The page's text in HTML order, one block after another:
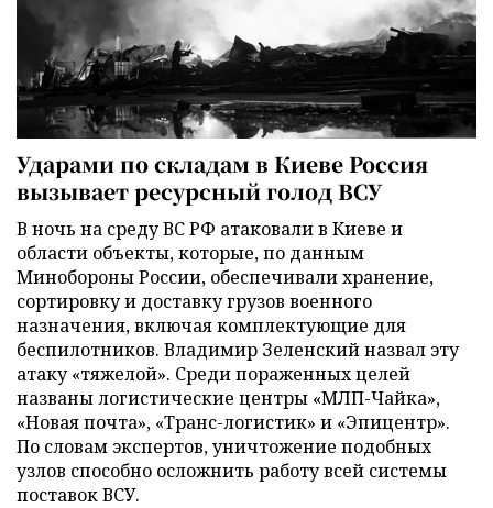
Ударами по складам в Киеве Россия
вызывает ресурсный голод ВСУ
В ночь на среду ВС РФ атаковали в Киеве и
области объекты, которые, по данным
Минобороны России, обеспечивали хранение,
сортировку и доставку грузов военного
назначения, включая комплектующие для
беспилотников. Владимир Зеленский назвал эту
атаку «тяжелой». Среди пораженных целей
названы логистические центры «МЛП-Чайка»,
«Новая почта», «Транс-логистик» и «Эпицентр».
По словам экспертов, уничтожение подобных
узлов способно осложнить работу всей системы
поставок ВСУ.